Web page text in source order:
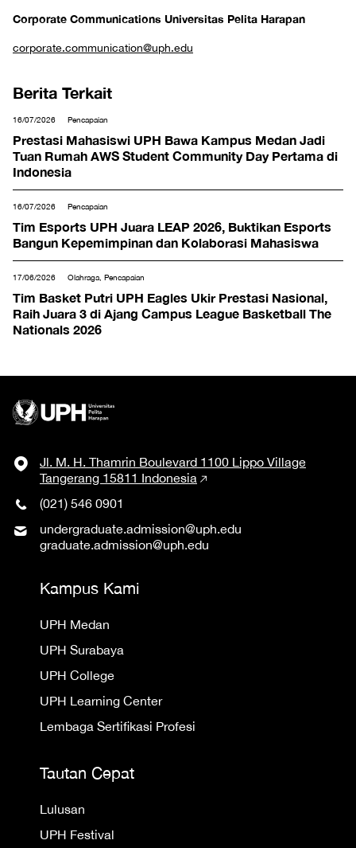
Corporate Communications Universitas Pelita Harapan
corporate.communication@uph.edu
Berita Terkait
16/07/2026 Pencapaian
Prestasi Mahasiswi UPH Bawa Kampus Medan Jadi
Tuan Rumah AWS Student Community Day Pertama di
Indonesia
16/07/2026 Pencapaian
Tim Esports UPH Juara LEAP 2026, Buktikan Esports
Bangun Kepemimpinan dan Kolaborasi Mahasiswa
17/06/2026 Olahraga, Pencapaian
Tim Basket Putri UPH Eagles Ukir Prestasi Nasional,
Raih Juara 3 di Ajang Campus League Basketball The
Nationals 2026
Jl. M. H. Thamrin Boulevard 1100 Lippo Village
Tangerang 15811 Indonesia
(021) 546 0901
undergraduate.admission@uph.edu
graduate.admission@uph.edu
Kampus Kami
UPH Medan
UPH Surabaya
UPH College
UPH Learning Center
Lembaga Sertifikasi Profesi
Tautan Cepat
Lulusan
UPH Festival